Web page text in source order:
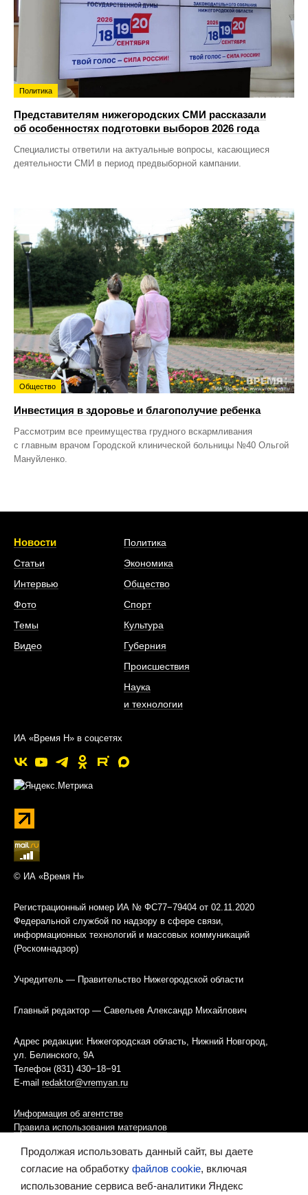
Политика
Представителям нижегородских СМИ рассказали
об особенностях подготовки выборов 2026 года
Специалисты ответили на актуальные вопросы, касающиеся
деятельности СМИ в период предвыборной кампании.
Общество
Инвестиция в здоровье и благополучие ребенка
Рассмотрим все преимущества грудного вскармливания
с главным врачом Городской клинической больницы №40 Ольгой
Мануйленко.
Новости
Статьи
Интервью
Фото
Темы
Видео
Политика
Экономика
Общество
Спорт
Культура
Губерния
Происшествия
Наука
и технологии
ИА «Время Н» в соцсетях
© ИА «Время Н»
Регистрационный номер ИА № ФС77−79404 от 02.11.2020
Федеральной службой по надзору в сфере связи,
информационных технологий и массовых коммуникаций
(Роскомнадзор)
Учредитель — Правительство Нижегородской области
Главный редактор — Савельев Александр Михайлович
Адрес редакции: Нижегородская область, Нижний Новгород,
ул. Белинского, 9А
Телефон (831) 430−18−91
E-mail redaktor@vremyan.ru
Информация об агентстве
Правила использования материалов
Информационная политика использования «cookies»-файлов
Ресурс содержит материалы 16+
Продолжая использовать данный сайт, вы даете
согласие на обработку файлов cookie, включая
использование сервиса веб-аналитики Яндекс